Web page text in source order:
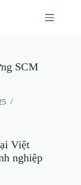
SCM
Việt
nghiệp